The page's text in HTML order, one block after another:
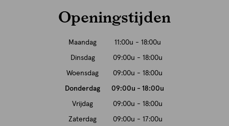
Openingstijden
Maandag 11:00u - 18:00u
Dinsdag 09:00u - 18:00u
Woensdag 09:00u - 18:00u
Donderdag 09:00u - 18:00u
Vrijdag 09:00u - 18:00u
Zaterdag 09:00u - 17:00u